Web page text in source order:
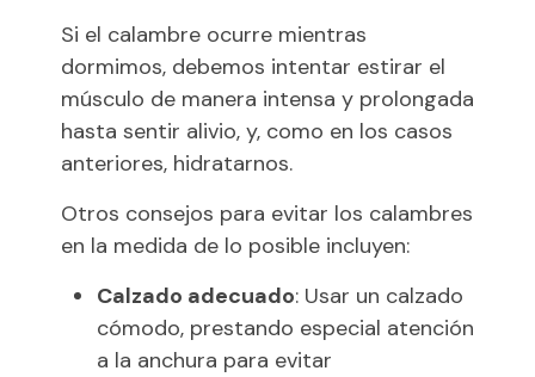
Si el calambre ocurre mientras
dormimos, debemos intentar estirar el
músculo de manera intensa y prolongada
hasta sentir alivio, y, como en los casos
anteriores, hidratarnos.
Otros consejos para evitar los calambres
en la medida de lo posible incluyen:
Calzado adecuado: Usar un calzado
cómodo, prestando especial atención
a la anchura para evitar